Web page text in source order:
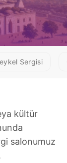
Sergisi
kültür
salonumuz